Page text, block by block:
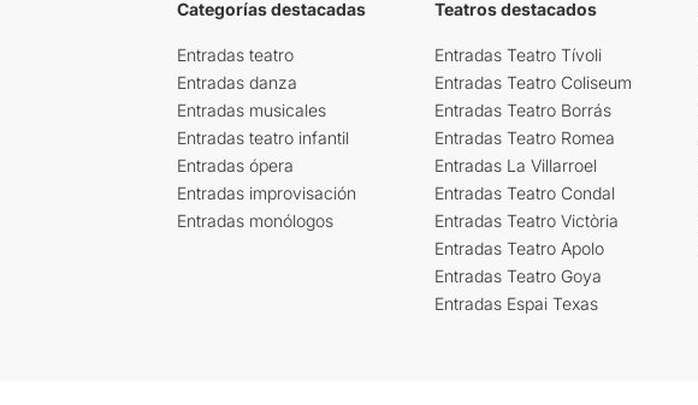
Categorías destacadas
Entradas teatro
Entradas danza
Entradas musicales
Entradas teatro infantil
Entradas ópera
Entradas improvisación
Entradas monólogos
Teatros destacados
Entradas Teatro Tívoli
Entradas Teatro Coliseum
Entradas Teatro Borrás
Entradas Teatro Romea
Entradas La Villarroel
Entradas Teatro Condal
Entradas Teatro Victòria
Entradas Teatro Apolo
Entradas Teatro Goya
Entradas Espai Texas